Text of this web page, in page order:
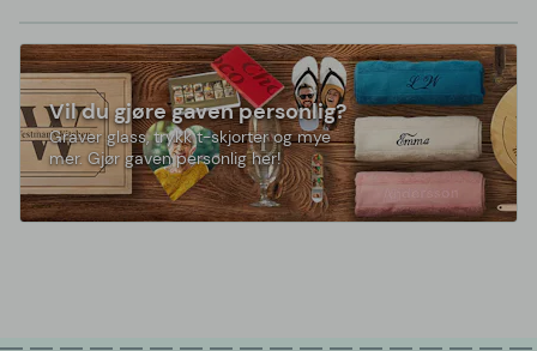
Vil du gjøre gaven personlig?
Graver glass, trykk t-skjorter og mye
mer. Gjør gaven personlig her!